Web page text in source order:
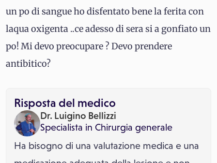
un po di sangue ho disfentato bene la ferita con
laqua oxigenta ..ce adesso di sera si a gonfiato un
po! Mi devo preocupare ? Devo prendere
antibitico?
Risposta del medico
Dr. Luigino Bellizzi
Specialista in Chirurgia generale
Ha bisogno di una valutazione medica e una